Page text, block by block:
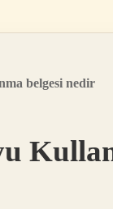
belgesi nedir